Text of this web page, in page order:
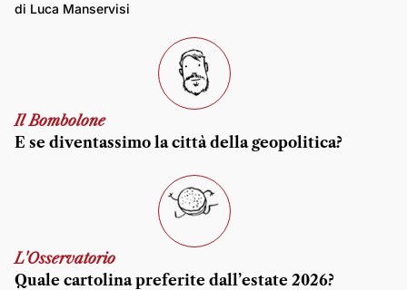
di Luca Manservisi
Il Bombolone
E se diventassimo la città della geopolitica?
L'Osservatorio
Quale cartolina preferite dall’estate 2026?